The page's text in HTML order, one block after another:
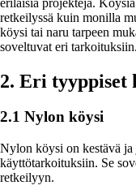
retkeilyssä kuin monilla
köysi tai naru tarpeen
soveltuvat eri tarkoituksiin.
2. Eri tyyppiset
2.1 Nylon köysi
Nylon köysi on kestävä
käyttötarkoituksiin. Se
retkeilyyn.